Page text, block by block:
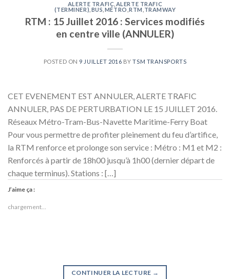
ALERTE TRAFIC ALERTE TRAFIC
(TERMINER) BUS MÉTRO ,RTM TRAMWAY
RTM : 15 Juillet 2016 : Services modifiés
en centre ville (ANNULER)
POSTED ON 9 JUILLET 2016 BYTSM TRANSPORTS
CET EVENEMENT EST ANNULER, ALERTE TRAFIC
ANNULER, PAS DE PERTURBATION LE 15 JUILLET 2016.
Réseaux Métro-Tram-Bus-Navette Maritime-Ferry Boat
Pour vous permettre de profiter pleinement du feu d’artifice,
la RTM renforce et prolonge son service : Métro : M1 et M2 :
Renforcés à partir de 18h00 jusqu’à 1h00 (dernier départ de
chaque terminus). Stations : […]
J’aime ça :
chargement…
CONTINUER LA LECTURE →